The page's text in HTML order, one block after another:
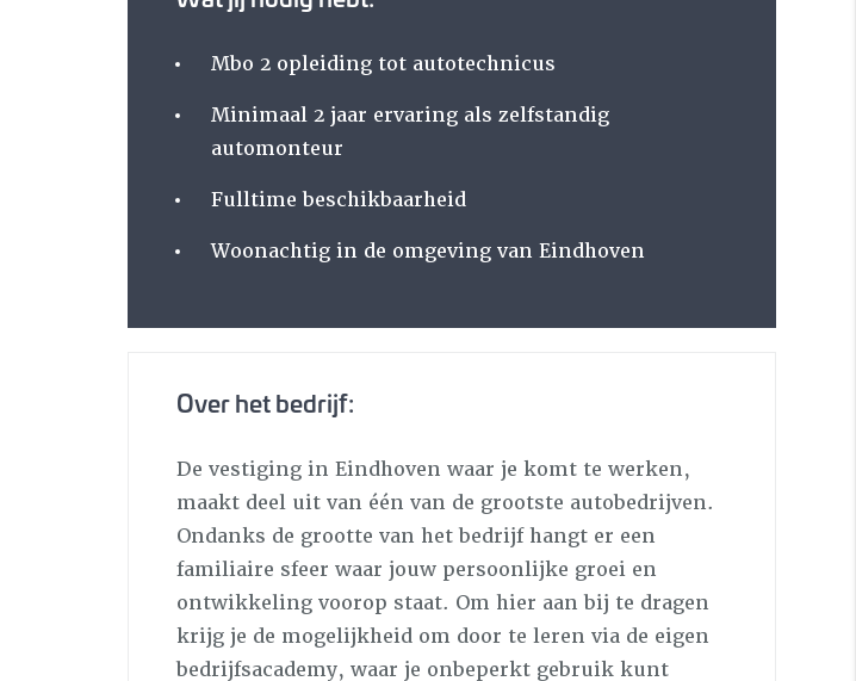
Mbo 2 opleiding tot autotechnicus
Minimaal 2 jaar ervaring als zelfstandig
automonteur
Fulltime beschikbaarheid
Woonachtig in de omgeving van Eindhoven
Over het bedrijf:
De vestiging in Eindhoven waar je komt te werken,
maakt deel uit van één van de grootste autobedrijven.
Ondanks de grootte van het bedrijf hangt er een
familiaire sfeer waar jouw persoonlijke groei en
ontwikkeling voorop staat. Om hier aan bij te dragen
krijg je de mogelijkheid om door te leren via de eigen
bedrijfsacademy, waar je onbeperkt gebruik kunt